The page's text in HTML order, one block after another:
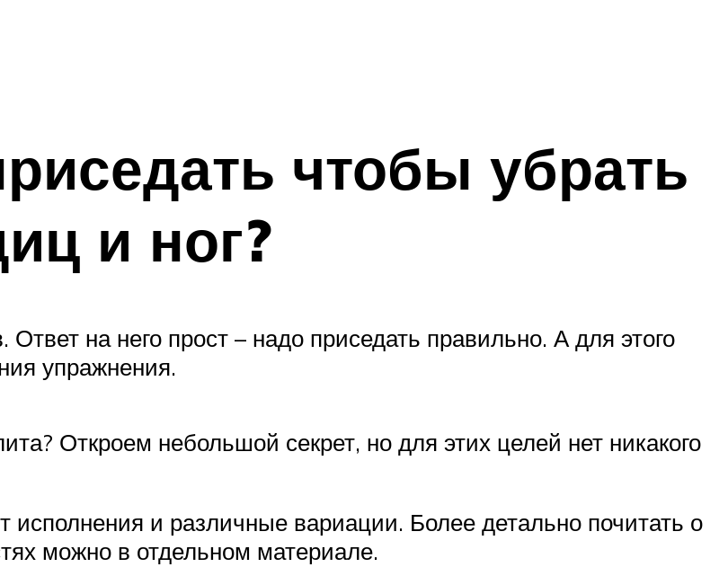
чтобы убрать
и ног?
на него прост – надо приседать правильно. А для этого
упражнения.
Откроем небольшой секрет, но для этих целей нет никакого
исполнения и различные вариации. Более детально почитать о
можно в отдельном материале.